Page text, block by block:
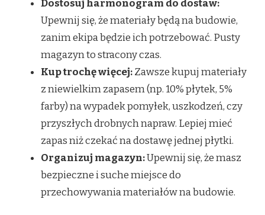
Dostosuj harmonogram do dostaw:
Upewnij się, że materiały będą na budowie,
zanim ekipa będzie ich potrzebować. Pusty
magazyn to stracony czas.
Kup trochę więcej:Zawsze kupuj materiały
z niewielkim zapasem (np. 10% płytek, 5%
farby) na wypadek pomyłek, uszkodzeń, czy
przyszłych drobnych napraw. Lepiej mieć
zapas niż czekać na dostawę jednej płytki.
Organizuj magazyn:Upewnij się, że masz
bezpieczne i suche miejsce do
przechowywania materiałów na budowie.